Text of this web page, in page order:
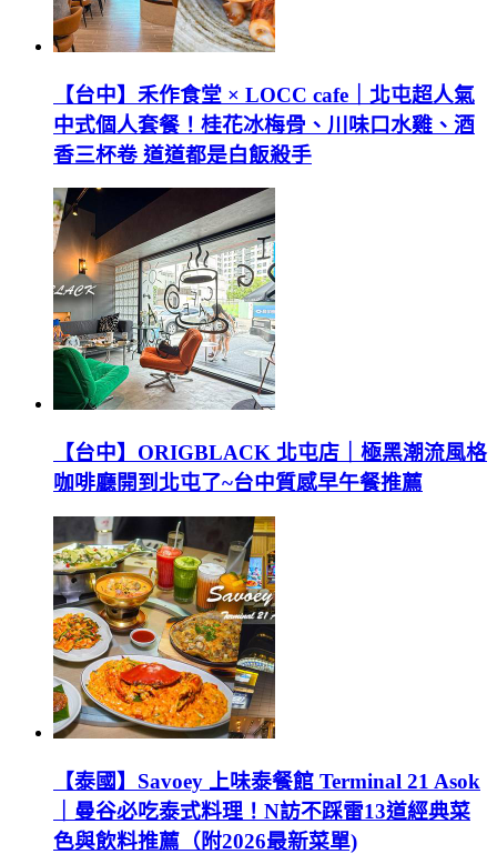
【台中】禾作食堂 × LOCC cafe｜北屯超人氣
中式個人套餐！桂花冰梅骨、川味口水雞、酒
香三杯卷 道道都是白飯殺手
【台中】ORIGBLACK 北屯店｜極黑潮流風格
咖啡廳開到北屯了~台中質感早午餐推薦
【泰國】Savoey 上味泰餐館 Terminal 21 Asok
｜曼谷必吃泰式料理！N訪不踩雷13道經典菜
色與飲料推薦（附2026最新菜單)